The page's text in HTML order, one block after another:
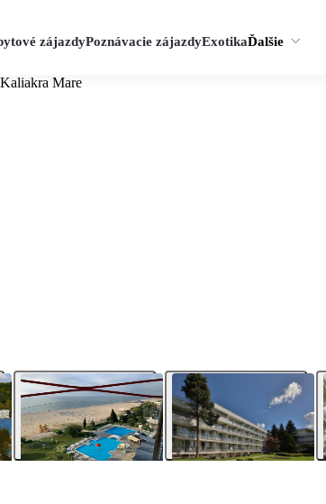
zájazdyPoznávacie zájazdyExotikaĎalšie
Mare